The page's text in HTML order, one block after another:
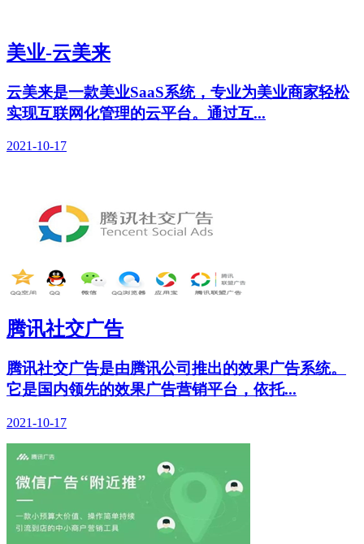
美业-云美来
云美来是一款美业SaaS系统，专业为美业商家轻松
实现互联网化管理的云平台。通过互...
2021-10-17
腾讯社交广告
腾讯社交广告是由腾讯公司推出的效果广告系统。
它是国内领先的效果广告营销平台，依托...
2021-10-17